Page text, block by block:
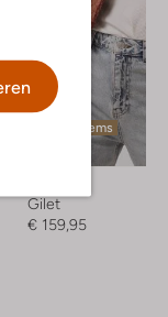
Laatste items
Gilet
€ 159,95